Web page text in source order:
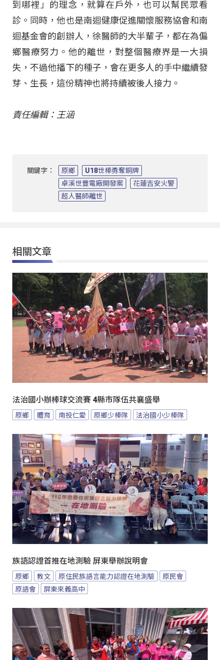
到哪裡」的理念，就算在戶外，也可以幫民眾看
診。同時，他也是南迴健康促進關懷服務協會和南
迴基金會的創辦人，徐醫師的大半輩子，都在為偏
鄉醫療努力。他的離世，對整個醫療界是一大損
失，不過他播下的種子，會在更多人的手中繼續發
芽、生長，這份精神也將持續被後人接力。
責任編輯：王涵
關鍵字： 原鄉
U18世棒勇奪銅牌
卓溪世豐電廠開發案
花蓮吉安火警
超人醫師離世
相關文章
法治國小辦棒球交流賽 4縣市隊伍共襄盛舉
原鄉 體育 南投仁愛 原鄉少棒隊 法治國小少棒隊
族語認證首推在地測驗 屏東舉辦說明會
原鄉 教文 原住民族語言能力認證在地測驗
原民會
原語會
屏東來義高中